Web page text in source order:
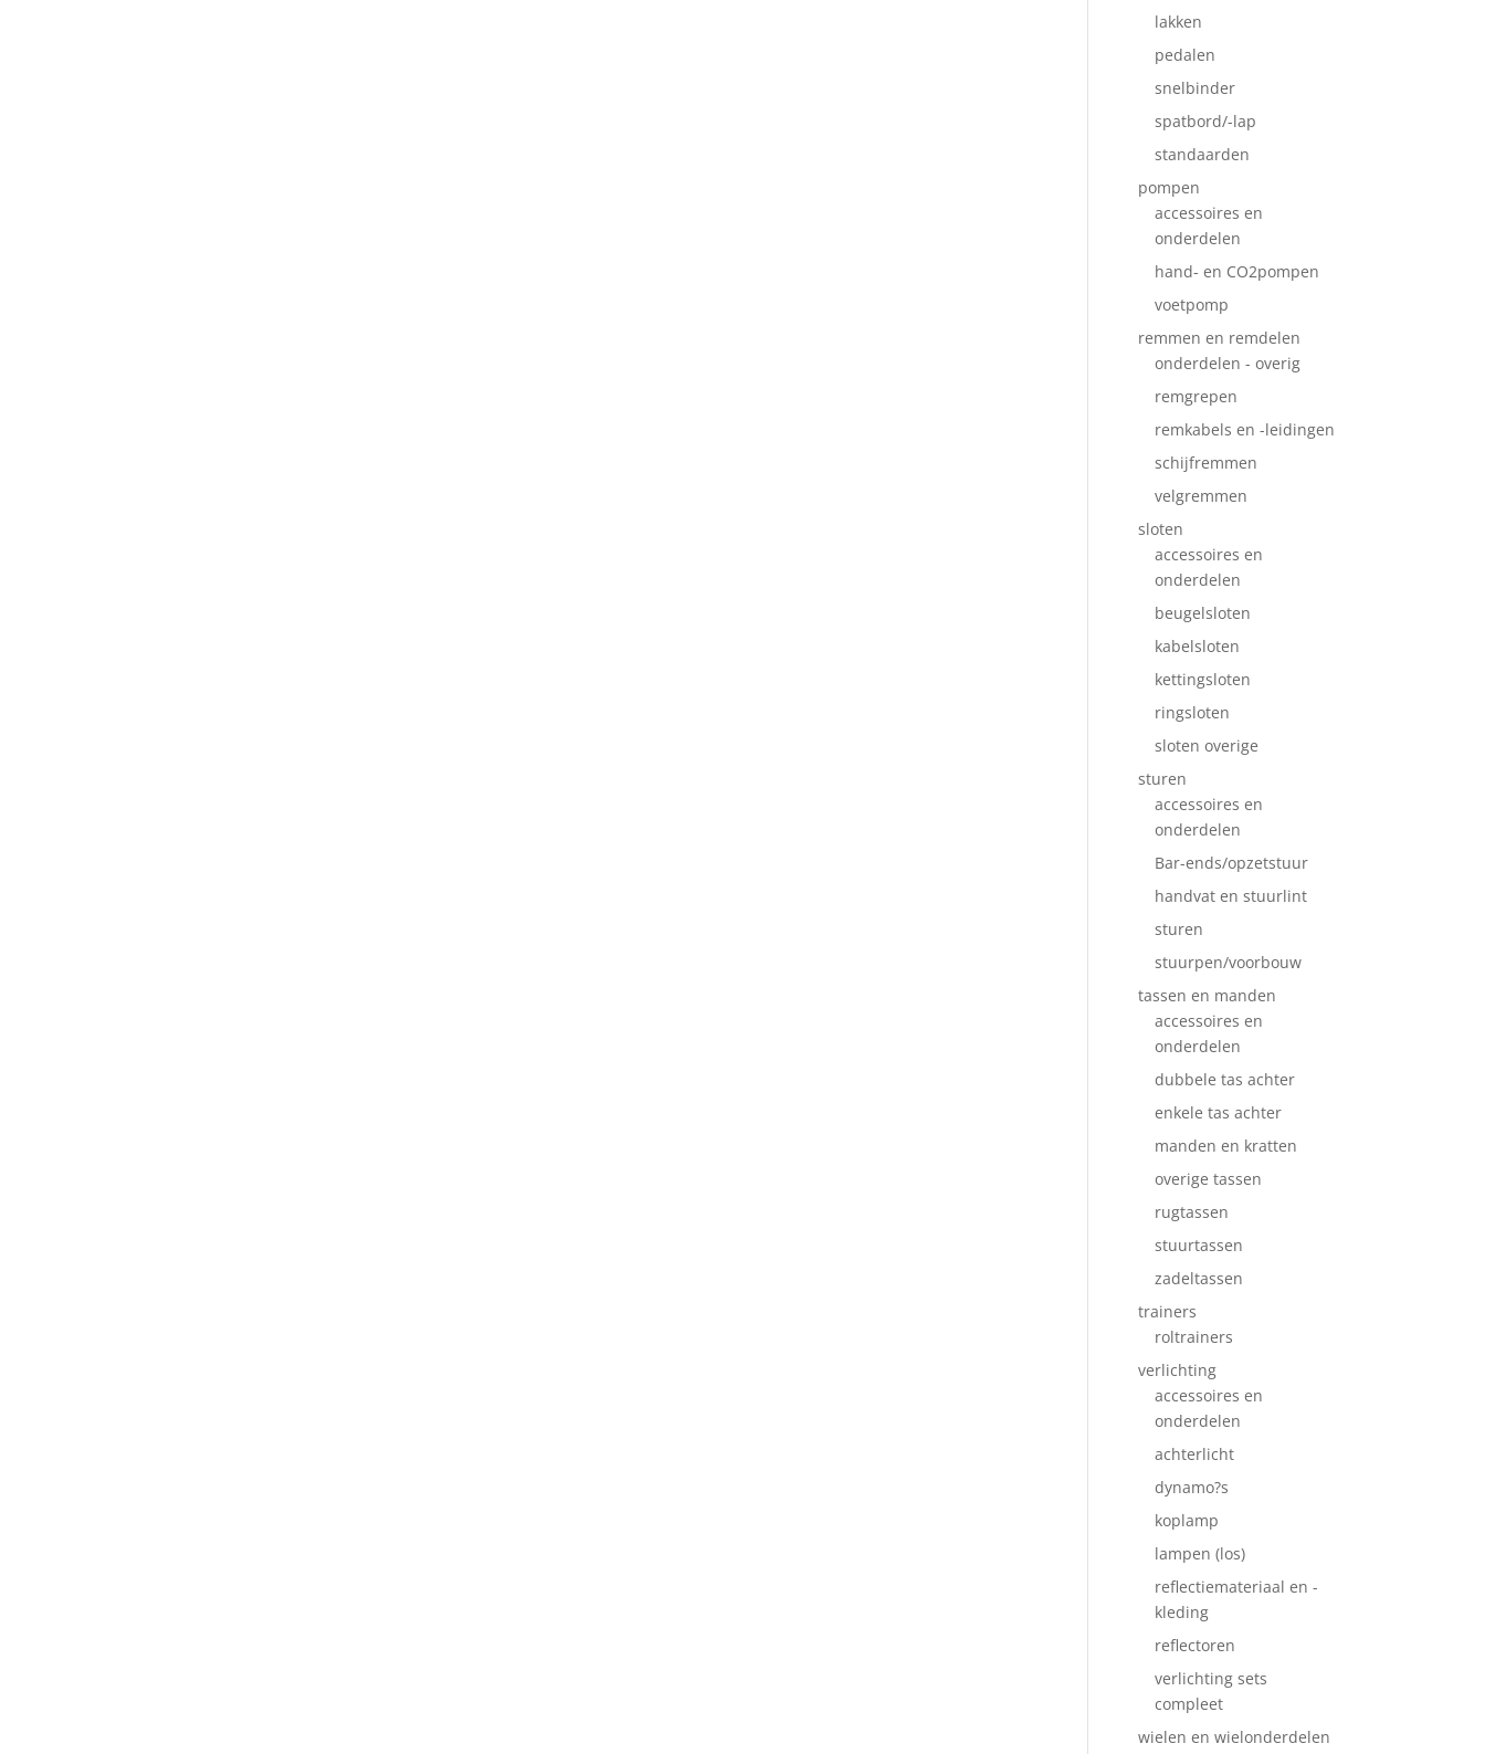
lakken
pedalen
snelbinder
spatbord/-lap
standaarden
pompen
accessoires en
onderdelen
hand- en CO2pompen
voetpomp
remmen en remdelen
onderdelen - overig
remgrepen
remkabels en -leidingen
schijfremmen
velgremmen
sloten
accessoires en
onderdelen
beugelsloten
kabelsloten
kettingsloten
ringsloten
sloten overige
sturen
accessoires en
onderdelen
Bar-ends/opzetstuur
handvat en stuurlint
sturen
stuurpen/voorbouw
tassen en manden
accessoires en
onderdelen
dubbele tas achter
enkele tas achter
manden en kratten
overige tassen
rugtassen
stuurtassen
zadeltassen
trainers
roltrainers
verlichting
accessoires en
onderdelen
achterlicht
dynamo?s
koplamp
lampen (los)
reflectiemateriaal en -
kleding
reflectoren
verlichting sets
compleet
wielen en wielonderdelen